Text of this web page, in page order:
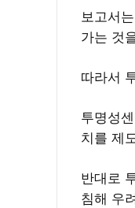
보고서
가는 것
따라서
투명성
치를 제
반대로
침해 우